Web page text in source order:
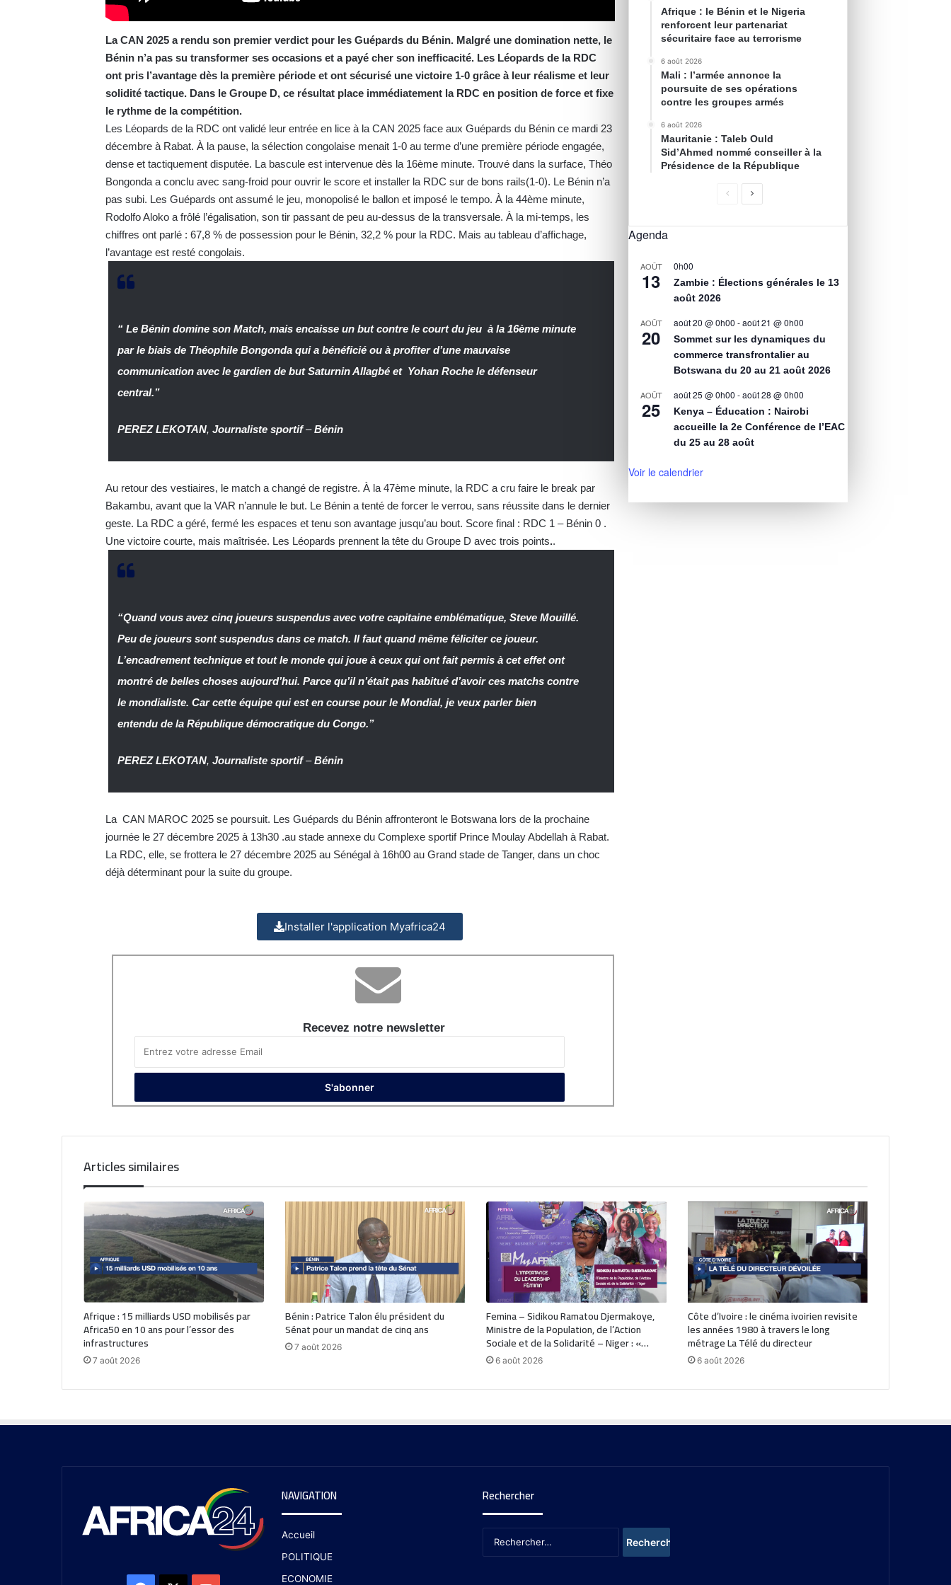
La CAN 2025 a rendu son premier verdict pour les Guépards du Bénin. Malgré une domination nette, le
Bénin n’a pas su transformer ses occasions et a payé cher son inefficacité. Les Léopards de la RDC
ont pris l’avantage dès la première période et ont sécurisé une victoire 1-0 grâce à leur réalisme et leur
solidité tactique. Dans le Groupe D, ce résultat place immédiatement la RDC en position de force et fixe
le rythme de la compétition.
Les Léopards de la RDC ont validé leur entrée en lice à la CAN 2025 face aux Guépards du Bénin ce mardi 23
décembre à Rabat. À la pause, la sélection congolaise menait 1-0 au terme d’une première période engagée,
dense et tactiquement disputée. La bascule est intervenue dès la 16ème minute. Trouvé dans la surface, Théo
Bongonda a conclu avec sang-froid pour ouvrir le score et installer la RDC sur de bons rails(1-0). Le Bénin n’a
pas subi. Les Guépards ont assumé le jeu, monopolisé le ballon et imposé le tempo. À la 44ème minute,
Rodolfo Aloko a frôlé l’égalisation, son tir passant de peu au-dessus de la transversale. À la mi-temps, les
chiffres ont parlé : 67,8 % de possession pour le Bénin, 32,2 % pour la RDC. Mais au tableau d’affichage,
l’avantage est resté congolais.
“ Le Bénin domine son Match, mais encaisse un but contre le court du jeu à la 16ème minute
par le biais de Théophile Bongonda qui a bénéficié ou à profiter d’une mauvaise
communication avec le gardien de but Saturnin Allagbé et Yohan Roche le défenseur
central.”
PEREZ LEKOTAN,Journaliste sportif–Bénin
Au retour des vestiaires, le match a changé de registre. À la 47ème minute, la RDC a cru faire le break par
Bakambu, avant que la VAR n’annule le but. Le Bénin a tenté de forcer le verrou, sans réussite dans le dernier
geste. La RDC a géré, fermé les espaces et tenu son avantage jusqu’au bout. Score final : RDC 1 – Bénin 0 .
Une victoire courte, mais maîtrisée. Les Léopards prennent la tête du Groupe D avec trois points..
“Quand vous avez cinq joueurs suspendus avec votre capitaine emblématique, Steve Mouillé.
Peu de joueurs sont suspendus dans ce match. Il faut quand même féliciter ce joueur.
L’encadrement technique et tout le monde qui joue à ceux qui ont fait permis à cet effet ont
montré de belles choses aujourd’hui. Parce qu’il n’était pas habitué d’avoir ces matchs contre
le mondialiste. Car cette équipe qui est en course pour le Mondial, je veux parler bien
entendu de la République démocratique du Congo.”
PEREZ LEKOTAN,Journaliste sportif–Bénin
La CAN MAROC 2025 se poursuit. Les Guépards du Bénin affronteront le Botswana lors de la prochaine
journée le 27 décembre 2025 à 13h30 .au stade annexe du Complexe sportif Prince Moulay Abdellah à Rabat.
La RDC, elle, se frottera le 27 décembre 2025 au Sénégal à 16h00 au Grand stade de Tanger, dans un choc
déjà déterminant pour la suite du groupe.
Installer l'application Myafrica24
Recevez notre newsletter
Afrique : le Bénin et le Nigeria
renforcent leur partenariat
sécuritaire face au terrorisme
6 août 2026
Mali : l’armée annonce la
poursuite de ses opérations
contre les groupes armés
6 août 2026
Mauritanie : Taleb Ould
Sid’Ahmed nommé conseiller à la
Présidence de la République
Agenda
AOÛT
13
0h00
Zambie : Élections générales le 13
août 2026
AOÛT
20
août 20 @ 0h00 -août 21 @ 0h00
Sommet sur les dynamiques du
commerce transfrontalier au
Botswana du 20 au 21 août 2026
AOÛT
25
août 25 @ 0h00 -août 28 @ 0h00
Kenya – Éducation : Nairobi
accueille la 2e Conférence de l’EAC
du 25 au 28 août
Voir le calendrier
Articles similaires
Afrique : 15 milliards USD mobilisés par
Africa50 en 10 ans pour l’essor des
infrastructures
7 août 2026
Bénin : Patrice Talon élu président du
Sénat pour un mandat de cinq ans
7 août 2026
Femina – Sidikou Ramatou Djermakoye,
Ministre de la Population, de l’Action
Sociale et de la Solidarité – Niger : «…
6 août 2026
Côte d’Ivoire : le cinéma ivoirien revisite
les années 1980 à travers le long
métrage La Télé du directeur
6 août 2026
NAVIGATION
Accueil
POLITIQUE
ECONOMIE
Rechercher